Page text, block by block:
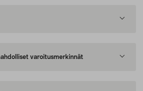
varoitusmerkinnät